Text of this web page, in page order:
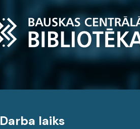
Darba laiks